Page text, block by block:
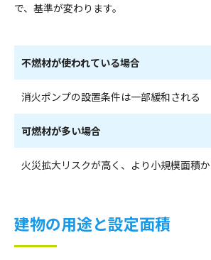
で、基準が変わります。
不燃材が使われている場合
消火ポンプの設置条件は一部緩和される
可燃材が多い場合
火災拡大リスクが高く、より小規模面積
建物の用途と設定面積